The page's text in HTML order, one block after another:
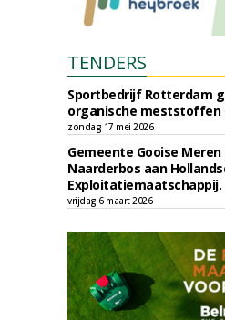
TENDERS
Sportbedrijf Rotterdam
organische meststoffen
zondag 17 mei 2026
Gemeente Gooise
Naarderbos aan
Exploitatiemaatschappij.
vrijdag 6 maart 2026